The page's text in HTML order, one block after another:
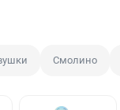
Смолино